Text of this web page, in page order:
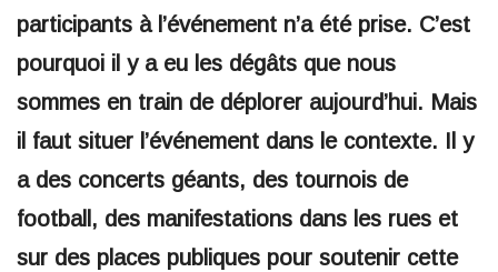
participants à l’événement n’a été prise. C’est
pourquoi il y a eu les dégâts que nous
sommes en train de déplorer aujourd’hui. Mais
il faut situer l’événement dans le contexte. Il y
a des concerts géants, des tournois de
football, des manifestations dans les rues et
sur des places publiques pour soutenir cette